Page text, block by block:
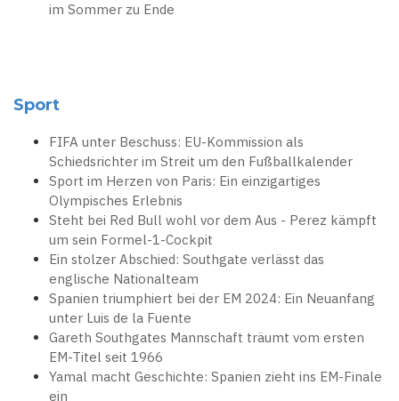
im Sommer zu Ende
Sport
FIFA unter Beschuss: EU-Kommission als
Schiedsrichter im Streit um den Fußballkalender
Sport im Herzen von Paris: Ein einzigartiges
Olympisches Erlebnis
Steht bei Red Bull wohl vor dem Aus - Perez kämpft
um sein Formel-1-Cockpit
Ein stolzer Abschied: Southgate verlässt das
englische Nationalteam
Spanien triumphiert bei der EM 2024: Ein Neuanfang
unter Luis de la Fuente
Gareth Southgates Mannschaft träumt vom ersten
EM-Titel seit 1966
Yamal macht Geschichte: Spanien zieht ins EM-Finale
ein